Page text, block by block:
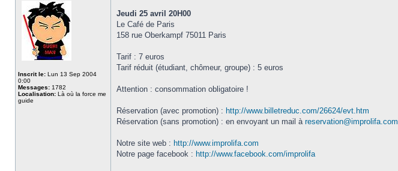
Inscrit le: Lun 13 Sep 2004
0:00
Messages: 1782
Localisation: Là où la force me
guide
Jeudi 25 avril 20H00
Le Café de Paris
158 rue Oberkampf 75011 Paris
Tarif : 7 euros
Tarif réduit (étudiant, chômeur, groupe) : 5 euros
Attention : consommation obligatoire !
Réservation (avec promotion) : http://www.billetreduc.com/26624/evt.htm
Réservation (sans promotion) : en envoyant un mail à reservation@improlifa.com
Notre site web : http://www.improlifa.com
Notre page facebook : http://www.facebook.com/improlifa